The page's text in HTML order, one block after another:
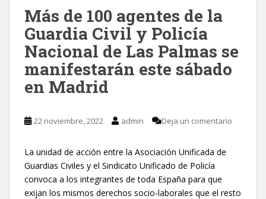
Más de 100 agentes de la
Guardia Civil y Policía
Nacional de Las Palmas se
manifestarán este sábado
en Madrid
22 noviembre, 2022 admin Deja un comentario
La unidad de acción entre la Asociación Unificada de
Guardias Civiles y el Sindicato Unificado de Policía
convoca a los integrantes de toda España para que
exijan los mismos derechos socio-laborales que el resto